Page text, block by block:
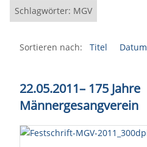
Schlagwörter: MGV
Sortieren nach: Titel Datum
22.05.2011– 175 Jahre
Männergesangverein